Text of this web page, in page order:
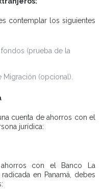
contemplar los siguientes
(prueba de la
Migración (opcional).
cuenta de ahorros con el
jurídica:
con el Banco La
en Panamá, debes